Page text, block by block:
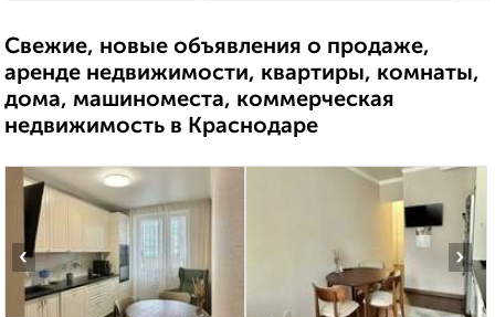
Свежие, новые объявления о продаже,
аренде недвижимости, квартиры, комнаты,
дома, машиноместа, коммерческая
недвижимость в Краснодаре
‹ ›